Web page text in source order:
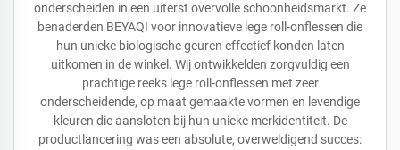
onderscheiden in een uiterst overvolle schoonheidsmarkt. Ze
benaderden BEYAQI voor innovatieve lege roll-onflessen die
hun unieke biologische geuren effectief konden laten
uitkomen in de winkel. Wij ontwikkelden zorgvuldig een
prachtige reeks lege roll-onflessen met zeer
onderscheidende, op maat gemaakte vormen en levendige
kleuren die aansloten bij hun unieke merkidentiteit. De
productlancering was een absolute, overweldigend succes: